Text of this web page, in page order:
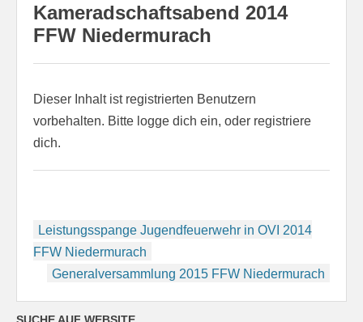
Kameradschaftsabend 2014
FFW Niedermurach
Dieser Inhalt ist registrierten Benutzern
vorbehalten. Bitte logge dich ein, oder registriere
dich.
Beitragsnavigation
Leistungsspange Jugendfeuerwehr in OVI 2014
FFW Niedermurach
Generalversammlung 2015 FFW Niedermurach
SUCHE AUF WEBSITE